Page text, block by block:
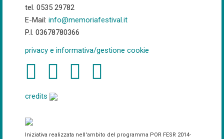
tel. 0535 29782
E-Mail: info@memoriafestival.it
P.I. 03678780366
privacy e informativa/gestione cookie
credits
Iniziativa realizzata nell'ambito del programma POR FESR 2014-